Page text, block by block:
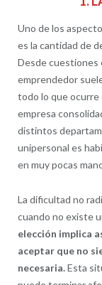
Uno de los
es la cantidad de
Desde cuestiones
emprendedor
todo lo que
empresa
distintos
unipersonal es
en muy pocas
La dificultad no
cuando no existe
elección implica
aceptar que no
necesaria.Esta